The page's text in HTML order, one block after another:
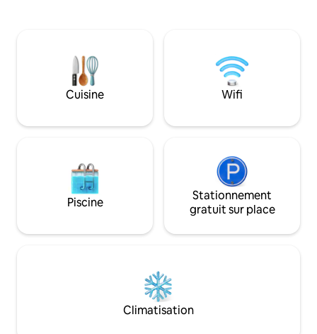
électrique, un lave-linge, un lave-
vaisselle, de la vaisselle et de la vaisselle,
deux salles de bains avec douche et
baignoire, du linge de lit et des
dans une
maison
du potager, des
très douce et
Cuisine Wifi
Piscine
Stationnement
gratuit sur place
Climatisation